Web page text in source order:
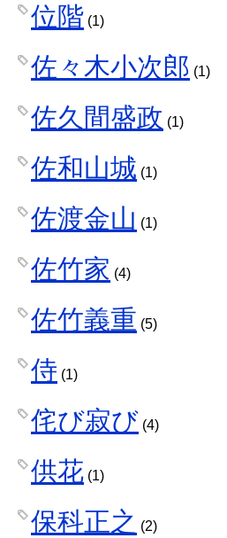
位階 (1)
佐々木小次郎 (1)
佐久間盛政 (1)
佐和山城 (1)
佐渡金山 (1)
佐竹家 (4)
佐竹義重 (5)
侍 (1)
侘び寂び (4)
供花 (1)
保科正之 (2)